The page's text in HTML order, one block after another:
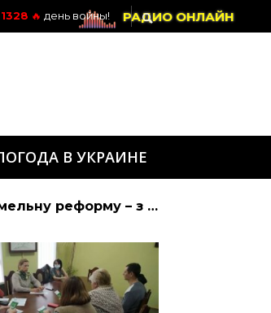
РАДИО ОНЛАЙН
1328 🔥день войны!
В УКРАИНЕ
Про земельну реформу – з мешканцями Голобської об’єднаної територіальної громади